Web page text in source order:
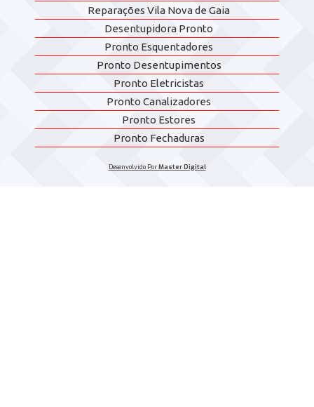
Reparações Vila Nova de Gaia
Desentupidora Pronto
Pronto Esquentadores
Pronto Desentupimentos
Pronto Eletricistas
Pronto Canalizadores
Pronto Estores
Pronto Fechaduras
Desenvolvido PorMaster Digital